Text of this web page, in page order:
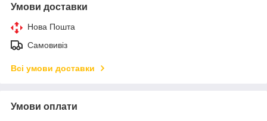
Умови доставки
Нова Пошта
Самовивіз
Всі умови доставки
Умови оплати